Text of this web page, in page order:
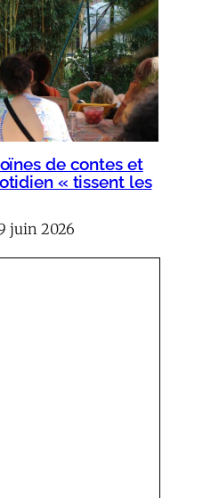
de contes et
« tissent les
juin 2026